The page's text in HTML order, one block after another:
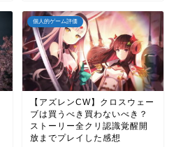
個人的ゲーム評価
【アズレンCW】クロスウェー
ブは買うべき買わないべき？
ストーリー全クリ認識覚醒開
放までプレイした感想